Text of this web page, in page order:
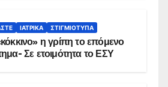
ΙΑΤΡΙΚΆ ΣΤΙΓΜΙΌΤΥΠΑ
η γρίπη το επόμενο
Σε ετοιμότητα το ΕΣΥ